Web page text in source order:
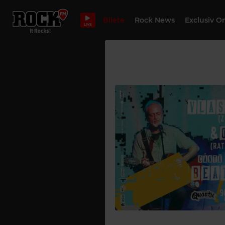
LIVE Bilete Rock News Exclusiv